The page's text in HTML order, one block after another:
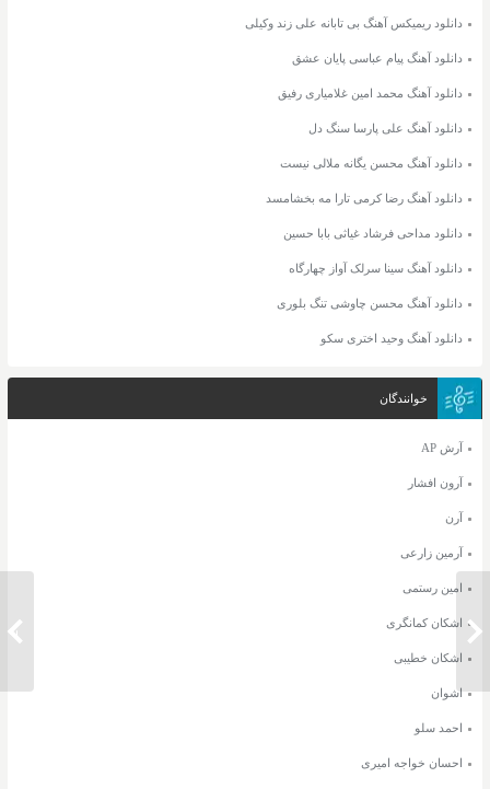
دانلود آهنگ وصال امیری الهه ناز
دانلود ریمیکس آهنگ بی تابانه علی زند وکیلی
دانلود آهنگ پیام عباسی پایان عشق
دانلود آهنگ محمد امین غلامیاری رفیق
دانلود آهنگ علی پارسا سنگ دل
دانلود آهنگ محسن یگانه ملالی نیست
دانلود آهنگ رضا کرمی تارا مه بخشامسد
دانلود مداحی فرشاد غیاثی بابا حسین
دانلود آهنگ سینا سرلک آواز چهارگاه
دانلود آهنگ محسن چاوشی تنگ بلوری
دانلود آهنگ وحید اختری سکو
خوانندگان
آرش AP
آرون افشار
آرن
آرمین زارعی
امین رستمی
اشکان کمانگری
اشکان خطیبی
اشوان
احمد سلو
احسان خواجه امیری